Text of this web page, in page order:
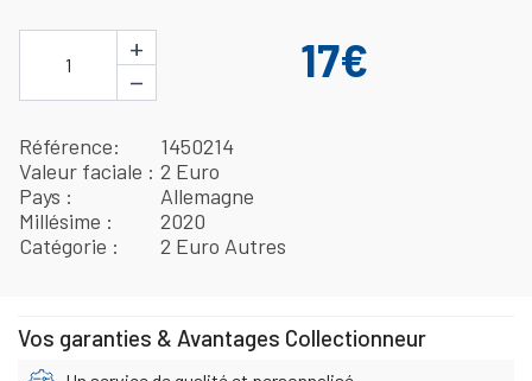
1
+
−
17€
Référence
1450214
Valeur faciale
2 Euro
Pays
Allemagne
Millésime
2020
Catégorie
2 Euro Autres
Vos garanties & Avantages Collectionneur